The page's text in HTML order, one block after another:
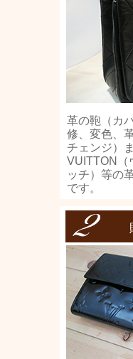
革の鞄（カ
修、変色、
チェンジ）
VUITTON（
ッチ）等の
です。